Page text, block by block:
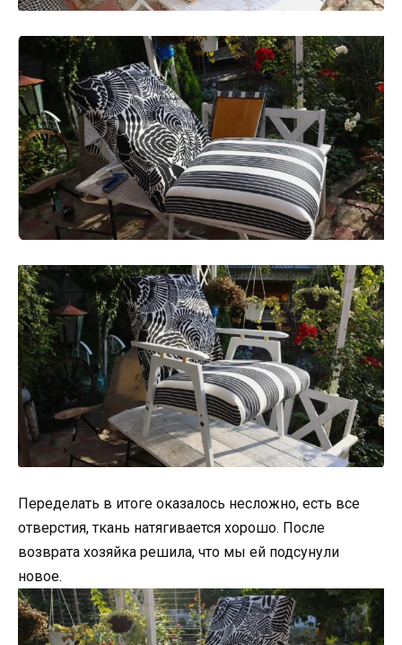
Переделать в итоге оказалось несложно, есть все
отверстия, ткань натягивается хорошо. После
возврата хозяйка решила, что мы ей подсунули
новое.